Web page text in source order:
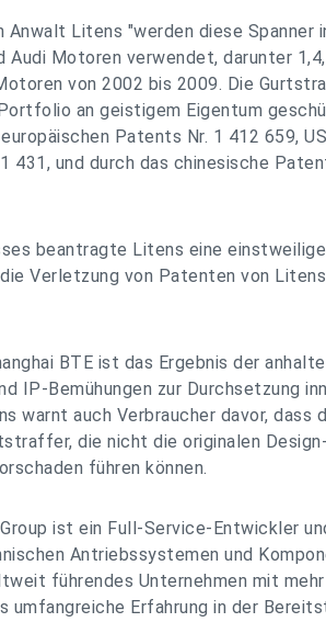
Anwalt Litens "werden diese Spanner
Audi Motoren verwendet, darunter
von 2002 bis 2009. Die
an geistigem Eigentum
Patents Nr. 1 412 659,
431, und durch das chinesische
beantragte Litens eine einstweilige
Verletzung von Patenten von
BTE ist das Ergebnis der
IP-Bemühungen zur Durchsetzung
warnt auch Verbraucher davor, dass
die nicht die originalen
führen können.
ist ein Full-Service-Entwickler
Antriebssystemen und
führendes Unternehmen mit mehr
umfangreiche Erfahrung in der